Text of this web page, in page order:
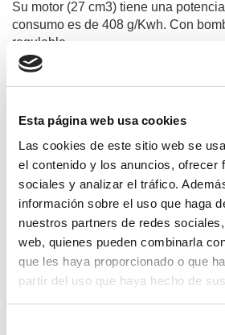
Esta página web usa cookies
Las cookies de este sitio web se
el contenido y los anuncios, ofrecer
sociales y analizar el tráfico.
información sobre el uso que haga
nuestros partners de redes
web, quienes pueden combinarla
que les haya proporcionado o que
partir del uso que haya hecho de
Su motor (27 cm3) tiene una
consumo es de 408 g/Kwh. Con
regulable.
Productos